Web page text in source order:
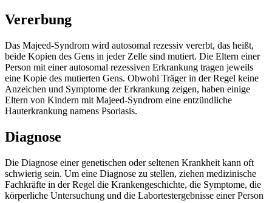
Vererbung
Das Majeed-Syndrom wird autosomal rezessiv vererbt, das heißt,
beide Kopien des Gens in jeder Zelle sind mutiert. Die Eltern einer
Person mit einer autosomal rezessiven Erkrankung tragen jeweils
eine Kopie des mutierten Gens. Obwohl Träger in der Regel keine
Anzeichen und Symptome der Erkrankung zeigen, haben einige
Eltern von Kindern mit Majeed-Syndrom eine entzündliche
Hauterkrankung namens Psoriasis.
Diagnose
Die Diagnose einer genetischen oder seltenen Krankheit kann oft
schwierig sein. Um eine Diagnose zu stellen, ziehen medizinische
Fachkräfte in der Regel die Krankengeschichte, die Symptome, die
körperliche Untersuchung und die Labortestergebnisse einer Person